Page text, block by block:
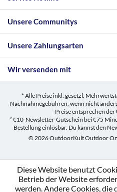
Unsere Communitys
Unsere Zahlungsarten
Wir versenden mit
* Alle Preise inkl. gesetzl.
Nachnahmegebühren, wenn nicht
Preise entsprechen der
² €10-Newsletter-Gutschein bei €75
Bestellung einlösbar. Du kannst den
© 2026 OutdoorKult Outdoor
Diese Website benutzt
Betrieb der Website
werden. Andere Cookies,